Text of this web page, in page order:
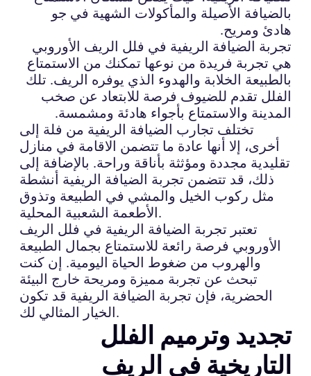
بالضيافة الأصيلة والمأكولات الشهية في جو
هادئ ومريح.
تجربة الضيافة الريفية في فلل الريف الأوروبي
هي تجربة فريدة من نوعها تمكنك من الاستمتاع
بالطبيعة الخلابة والهدوء الذي يوفره الريف. تلك
الفلل تقدم للضيوف فرصة للابتعاد عن صخب
المدينة والاستمتاع بأجواء هادئة ومشمسة.
تختلف تجارب الضيافة الريفية من فلة إلى
أخرى، إلا أنها عادة ما تتضمن الاقامة في منازل
تقليدية مجددة ومؤثثة بأناقة وراحة. بالإضافة إلى
ذلك، قد تتضمن تجربة الضيافة الريفية أنشطة
مثل ركوب الخيل والمشي في الطبيعة وتذوق
الأطعمة الشعبية المحلية.
تعتبر تجربة الضيافة الريفية في فلل الريف
الأوروبي فرصة رائعة للاستمتاع بجمال الطبيعة
والهروب من ضغوط الحياة اليومية. إن كنت
تبحث عن تجربة مميزة ومريحة خارج البيئة
الحضرية، فإن تجربة الضيافة الريفية قد تكون
الخيار المثالي لك.
تجديد وترميم الفلل
التاريخية في الريف